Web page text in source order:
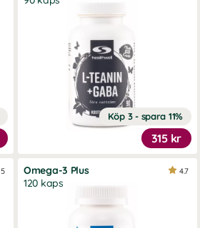
Köp 3 - spara 11%
315 kr
5
Omega-3 Plus
120 kaps
4.7